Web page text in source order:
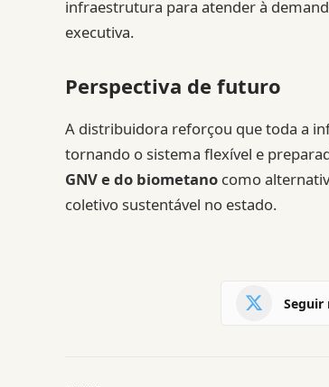
infraestrutura para atender à
executiva.
Perspectiva de futuro
A distribuidora reforçou que toda a
tornando o sistema flexível e
GNV e do biometano como
coletivo sustentável no estado.
Seguir